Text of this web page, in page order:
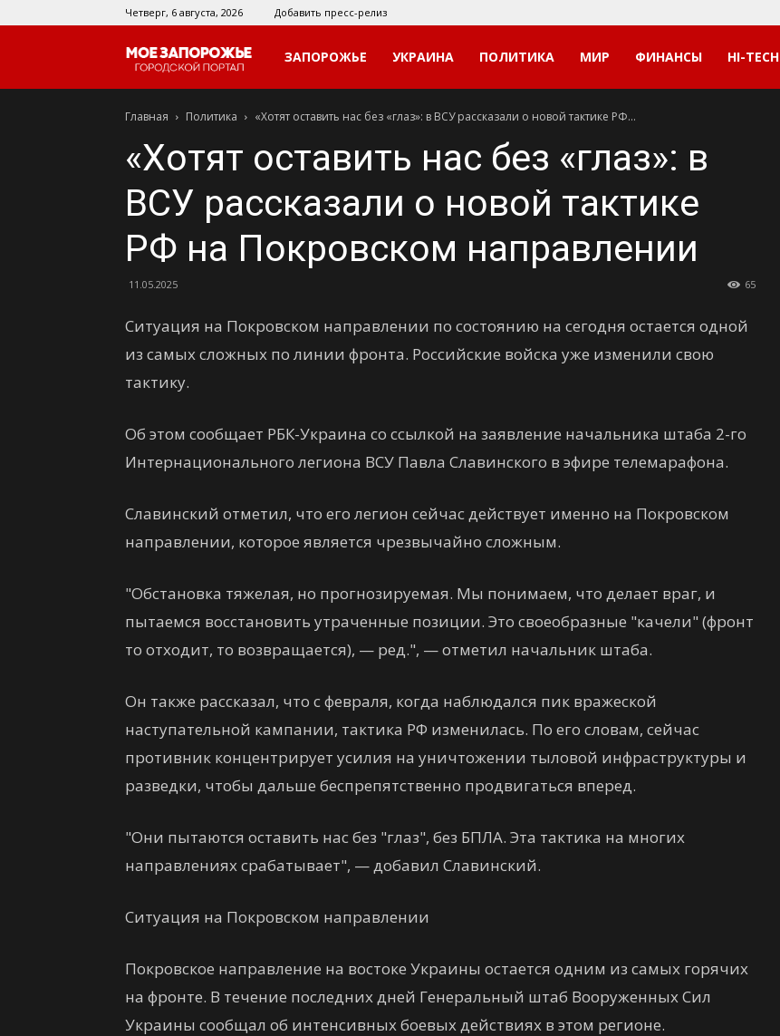
Четверг, 6 августа, 2026 Добавить пресс-релиз
Мое
Запорожье
ЗАПОРОЖЬЕ УКРАИНА ПОЛИТИКА МИР ФИНАНСЫ HI-TECH
Главная Политика «Хотят оставить нас без «глаз»: в ВСУ рассказали о новой тактике РФ...
«Хотят оставить нас без «глаз»: в
ВСУ рассказали о новой тактике
РФ на Покровском направлении
11.05.2025 65
Ситуация на Покровском направлении по состоянию на сегодня остается одной
из самых сложных по линии фронта. Российские войска уже изменили свою
тактику.
Об этом сообщает РБК-Украина со ссылкой на заявление начальника штаба 2-го
Интернационального легиона ВСУ Павла Славинского в эфире телемарафона.
Славинский отметил, что его легион сейчас действует именно на Покровском
направлении, которое является чрезвычайно сложным.
"Обстановка тяжелая, но прогнозируемая. Мы понимаем, что делает враг, и
пытаемся восстановить утраченные позиции. Это своеобразные "качели" (фронт
то отходит, то возвращается), — ред.", — отметил начальник штаба.
Он также рассказал, что с февраля, когда наблюдался пик вражеской
наступательной кампании, тактика РФ изменилась. По его словам, сейчас
противник концентрирует усилия на уничтожении тыловой инфраструктуры и
разведки, чтобы дальше беспрепятственно продвигаться вперед.
"Они пытаются оставить нас без "глаз", без БПЛА. Эта тактика на многих
направлениях срабатывает", — добавил Славинский.
Ситуация на Покровском направлении
Покровское направление на востоке Украины остается одним из самых горячих
на фронте. В течение последних дней Генеральный штаб Вооруженных Сил
Украины сообщал об интенсивных боевых действиях в этом регионе.